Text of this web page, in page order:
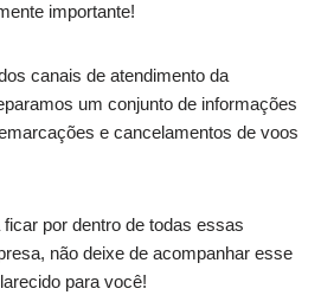
importante!
canais de atendimento da
um conjunto de informações
e cancelamentos de voos
por dentro de todas essas
não deixe de acompanhar esse
para você!